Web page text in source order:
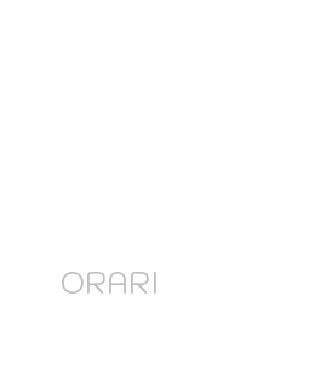
ORARI